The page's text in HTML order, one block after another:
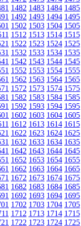
1482 1483 1484 1485
1492 1493 1494 1495
1502 1503 1504 1505
1512 1513 1514 1515
1522 1523 1524 1525
1532 1533 1534 1535
1542 1543 1544 1545
1552 1553 1554 1555
1562 1563 1564 1565
1572 1573 1574 1575
1582 1583 1584 1585
1592 1593 1594 1595
1602 1603 1604 1605
1612 1613 1614 1615
1622 1623 1624 1625
1632 1633 1634 1635
1642 1643 1644 1645
1652 1653 1654 1655
1662 1663 1664 1665
1672 1673 1674 1675
1682 1683 1684 1685
1692 1693 1694 1695
1702 1703 1704 1705
1712 1713 1714 1715
1722 1723 1724 1725